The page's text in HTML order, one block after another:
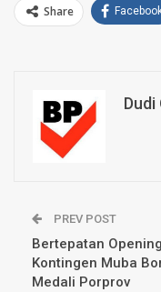
Share
Dudi
PREV POST
Bertepatan
Kontingen Muba
Medali Porprov